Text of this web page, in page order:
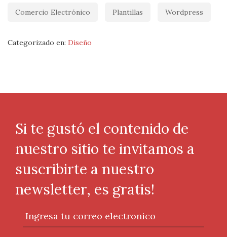
Comercio Electrónico Plantillas Wordpress
Categorizado en: Diseño
Si te gustó el contenido de
nuestro sitio te invitamos a
suscribirte a nuestro
newsletter, es gratis!
Ingresa tu correo electronico